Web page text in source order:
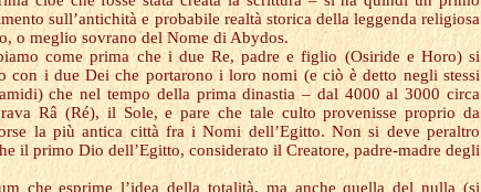
sull’antichità e probabile realtà storica della leggenda religiosa
o meglio sovrano del Nome di Abydos.
come prima che i due Re, padre e figlio (Osiride e Horo) si
con i due Dei che portarono i loro nomi (e ciò è detto negli stessi
che nel tempo della prima dinastia – dal 4000 al 3000 circa
Râ (Ré), il Sole, e pare che tale culto provenisse proprio da
la più antica città fra i Nomi dell’Egitto. Non si deve peraltro
il primo Dio dell’Egitto, considerato il Creatore, padre-madre degli
che esprime l’idea della totalità, ma anche quella del nulla (si